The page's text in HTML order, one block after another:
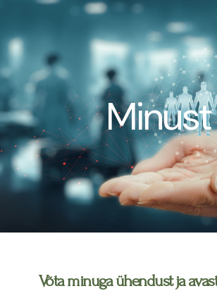
content
Minust
Võta minuga ühendust ja